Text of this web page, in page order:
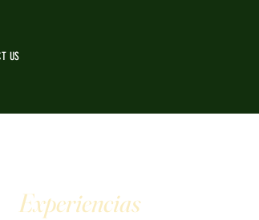
US
Experiencias